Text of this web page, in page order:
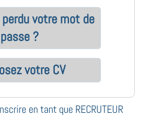
perdu votre mot de
passe ?
votre CV
en tant que RECRUTEUR